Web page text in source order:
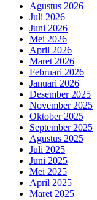
Agustus 2026
Juli 2026
Juni 2026
Mei 2026
April 2026
Maret 2026
Februari 2026
Januari 2026
Desember 2025
November 2025
Oktober 2025
September 2025
Agustus 2025
Juli 2025
Juni 2025
Mei 2025
April 2025
Maret 2025